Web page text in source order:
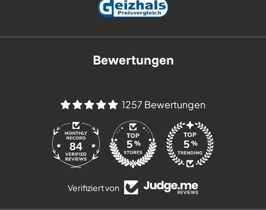
Bewertungen
1257 Bewertungen
84
Verifiziert von